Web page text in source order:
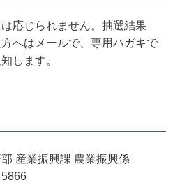
応じられません。抽選結果
へはメールで、専用ハガキで
します。
産業振興課 農業振興係